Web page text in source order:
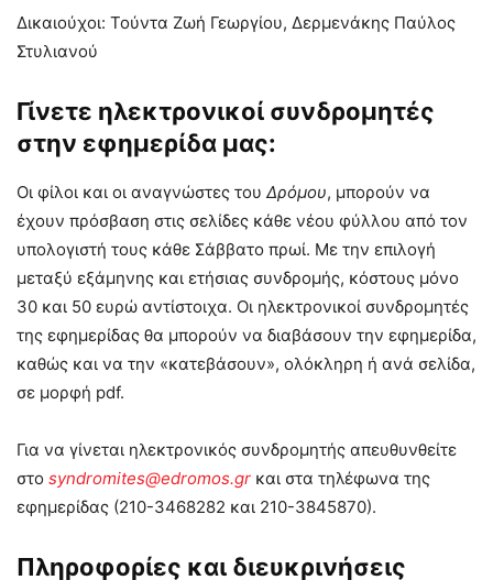
Δικαιούχοι: Τούντα Ζωή Γεωργίου, Δερμενάκης Παύλος
Στυλιανού
Γίνετε ηλεκτρονικοί συνδρομητές
στην εφημερίδα μας:
Οι φίλοι και οι αναγνώστες του Δρόμου, μπορούν να
έχουν πρόσβαση στις σελίδες κάθε νέου φύλλου από τον
υπολογιστή τους κάθε Σάββατο πρωί. Με την επιλογή
μεταξύ εξάμηνης και ετήσιας συνδρομής, κόστους μόνο
30 και 50 ευρώ αντίστοιχα. Οι ηλεκτρονικοί συνδρομητές
της εφημερίδας θα μπορούν να διαβάσουν την εφημερίδα,
καθώς και να την «κατεβάσουν», ολόκληρη ή ανά σελίδα,
σε μορφή pdf.
Για να γίνεται ηλεκτρονικός συνδρομητής απευθυνθείτε
στο syndromites@edromos.gr και στα τηλέφωνα της
εφημερίδας (210-3468282 και 210-3845870).
Πληροφορίες και διευκρινήσεις